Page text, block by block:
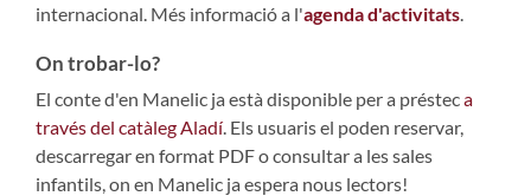
internacional. Més informació a l'agenda d'activitats.
On trobar-lo?
El conte d'en Manelic ja està disponible per a présteca
través del catàleg Aladí. Els usuaris el poden reservar,
descarregar en format PDF o consultar a les sales
infantils, on en Manelic ja espera nous lectors!